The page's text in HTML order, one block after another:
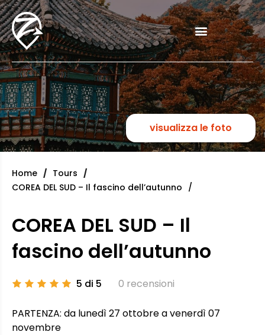
visualizza le foto
Home
Tours
COREA DEL SUD – Il fascino dell’autunno
COREA DEL SUD – Il
fascino dell’autunno
5 di 5 0 recensioni
PARTENZA: da lunedì 27 ottobre a venerdì 07
novembre